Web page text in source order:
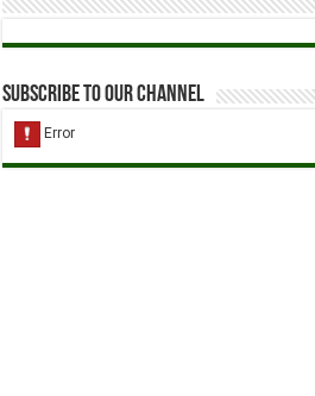
Subscribe to our Channel